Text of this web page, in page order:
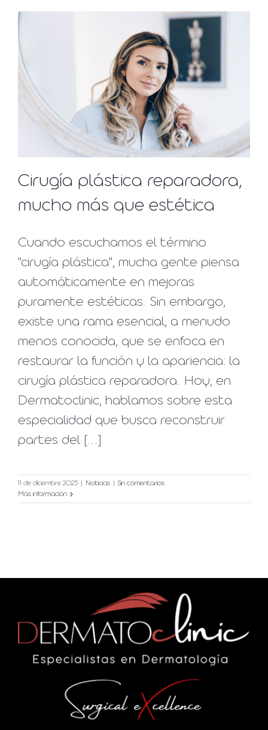
Cirugía plástica reparadora,
mucho más que estética
Cuando escuchamos el término
"cirugía plástica", mucha gente piensa
automáticamente en mejoras
puramente estéticas. Sin embargo,
existe una rama esencial, a menudo
menos conocida, que se enfoca en
restaurar la función y la apariencia: la
cirugía plástica reparadora. Hoy, en
Dermatoclinic, hablamos sobre esta
especialidad que busca reconstruir
partes del [...]
11 de diciembre 2025 Noticias
Sin comentarios
Más información